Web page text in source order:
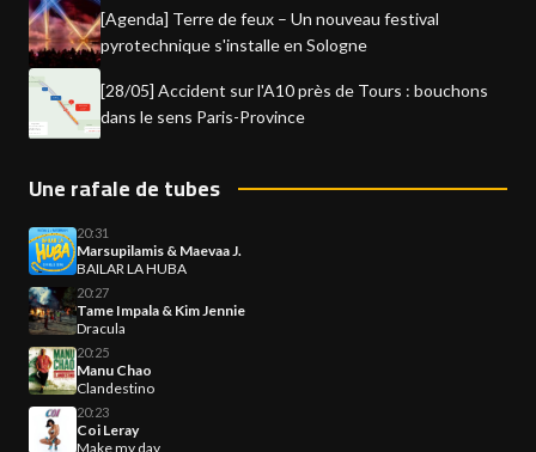
[Agenda] Terre de feux – Un nouveau festival
pyrotechnique s'installe en Sologne
[28/05] Accident sur l'A10 près de Tours : bouchons
dans le sens Paris-Province
Une rafale de tubes
20:31
Marsupilamis & Maevaa J.
BAILAR LA HUBA
20:27
Tame Impala & Kim Jennie
Dracula
20:25
Manu Chao
Clandestino
20:23
Coi Leray
Make my day